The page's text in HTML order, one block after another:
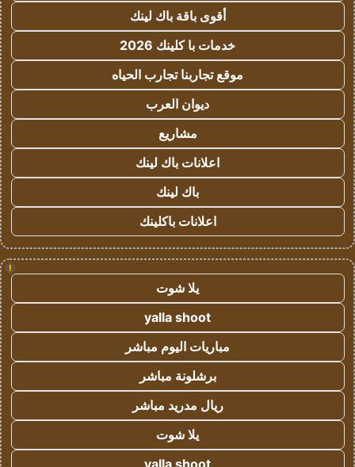
أقوى باقة باك لينك
خدمات با كلينك 2026
موقع تجاربنا تجارب الحياه
ديوان العرب
مشاريع
اعلانات باك لينك
باك لينك
اعلانات باكلينك
!
يلا شوت
yalla shoot
مباريات اليوم مباشر
برشلونة مباشر
ريال مدريد مباشر
يلا شوت
yalla shoot